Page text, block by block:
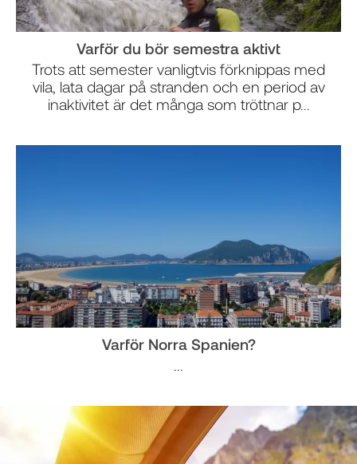
Varför du bör semestra aktivt
Trots att semester vanligtvis förknippas med
vila, lata dagar på stranden och en period av
inaktivitet är det många som tröttnar p...
Varför Norra Spanien?
...